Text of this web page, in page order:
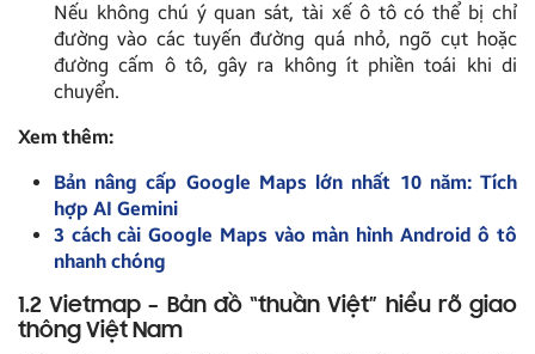
Nếu không chú ý quan sát, tài xế ô tô có thể bị chỉ
đường vào các tuyến đường quá nhỏ, ngõ cụt hoặc
đường cấm ô tô, gây ra không ít phiền toái khi di
chuyển.
Xem thêm:
Bản nâng cấp Google Maps lớn nhất 10 năm: Tích
hợp AI Gemini
3 cách cài Google Maps vào màn hình Android ô tô
nhanh chóng
1.2 Vietmap – Bản đồ “thuần Việt” hiểu rõ giao
thông Việt Nam